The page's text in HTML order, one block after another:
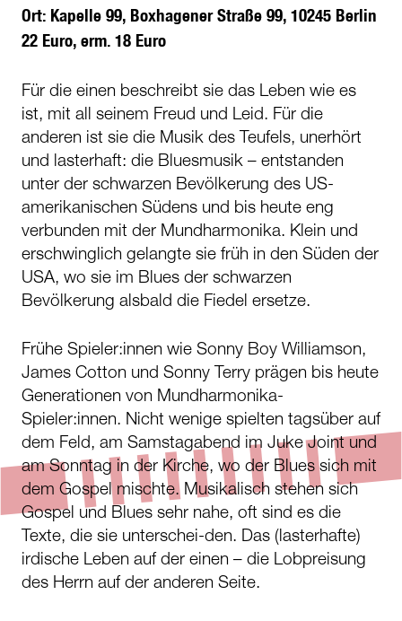
Ort: Kapelle 99, Boxhagener Straße 99, 10245 Berlin
22 Euro, erm. 18 Euro
Für die einen beschreibt sie das Leben wie es
ist, mit all seinem Freud und Leid. Für die
anderen ist sie die Musik des Teufels, unerhört
und lasterhaft: die Bluesmusik – entstanden
unter der schwarzen Bevölkerung des US-
amerikanischen Südens und bis heute eng
verbunden mit der Mundharmonika. Klein und
erschwinglich gelangte sie früh in den Süden der
USA, wo sie im Blues der schwarzen
Bevölkerung alsbald die Fiedel ersetze.
Frühe Spieler:innen wie Sonny Boy Williamson,
James Cotton und Sonny Terry prägen bis heute
Generationen von Mundharmonika-
Spieler:innen. Nicht wenige spielten tagsüber auf
dem Feld, am Samstagabend im Juke Joint und
am Sonntag in der Kirche, wo der Blues sich mit
dem Gospel mischte. Musikalisch stehen sich
Gospel und Blues sehr nahe, oft sind es die
Texte, die sie unterschei-den. Das (lasterhafte)
irdische Leben auf der einen – die Lobpreisung
des Herrn auf der anderen Seite.